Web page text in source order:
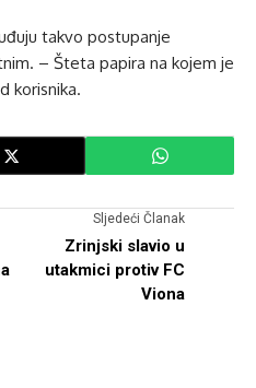
takvo postupanje
– Šteta papira na kojem je
korisnika.
Sljedeći Članak
Zrinjski slavio u
utakmici protiv FC
Viona